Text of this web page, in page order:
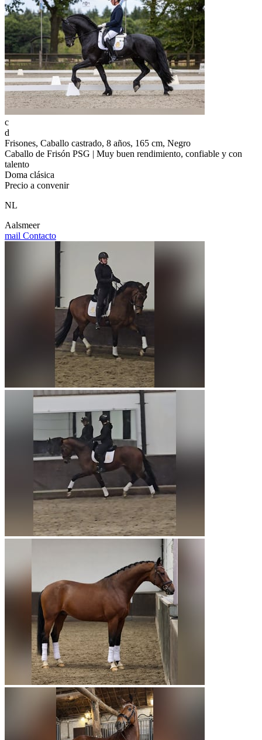
c
d
Frisones, Caballo castrado, 8 años, 165 cm, Negro
Caballo de Frisón PSG | Muy buen rendimiento, confiable y con
talento
Doma clásica
Precio a convenir
NL
Aalsmeer
mail Contacto